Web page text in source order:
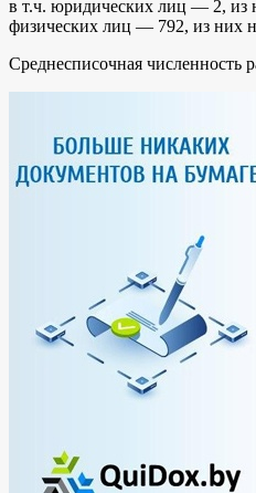
в т.ч. юридических лиц — 2, из
физических лиц — 792, из них
Среднесписочная